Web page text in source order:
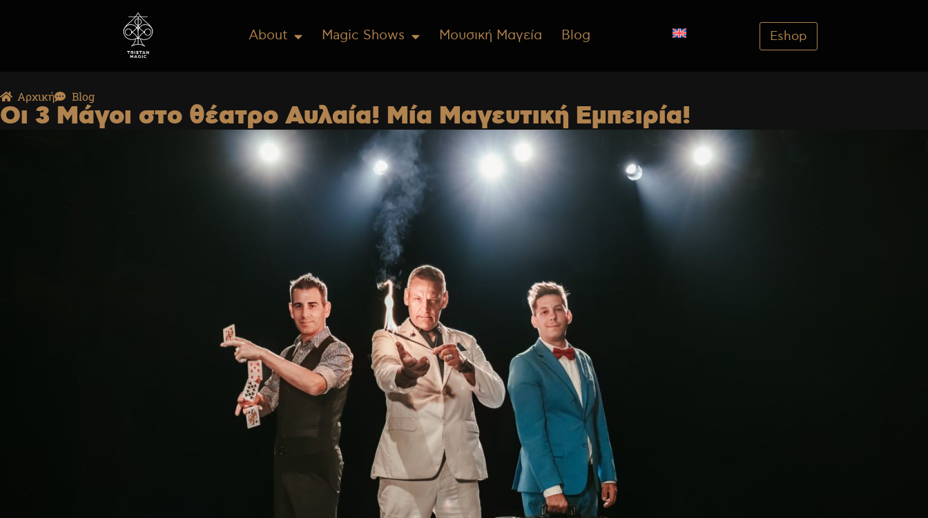
About Magic Shows Μουσική Μαγεία Blog Eshop
Αρχική Blog
Οι 3 Μάγοι στο θέατρο Αυλαία! Μία Μαγευτική Εμπειρία!